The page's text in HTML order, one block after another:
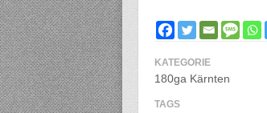
KATEGORIE
180ga Kärnten
TAGS